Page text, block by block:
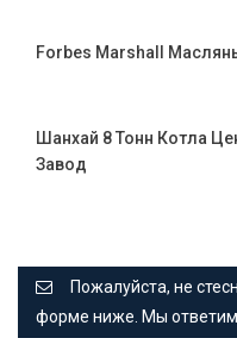
Forbes Marshall
Шанхай 8 Тонн Котла
Завод
Пожалуйста, не
форме ниже. Мы ответим